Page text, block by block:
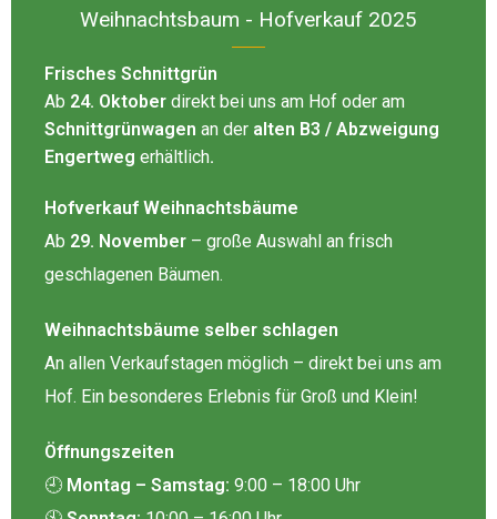
Weihnachtsbaum - Hofverkauf 2025
Frisches Schnittgrün
Ab 24. Oktober direkt bei uns am Hof oder am
Schnittgrünwagen an der alten B3 / Abzweigung
Engertweg erhältlich.
Hofverkauf Weihnachtsbäume
Ab 29. November – große Auswahl an frisch
geschlagenen Bäumen.
Weihnachtsbäume selber schlagen
An allen Verkaufstagen möglich – direkt bei uns am
Hof. Ein besonderes Erlebnis für Groß und Klein!
Öffnungszeiten
🕘 Montag – Samstag: 9:00 – 18:00 Uhr